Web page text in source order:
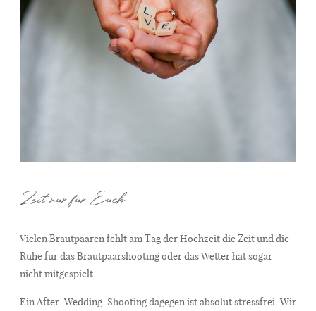
Zeit nur für Euch
Vielen Brautpaaren fehlt am Tag der Hochzeit die Zeit und die
Ruhe für das Brautpaarshooting oder das Wetter hat sogar
nicht mitgespielt.
Ein After-Wedding-Shooting dagegen ist absolut stressfrei. Wir